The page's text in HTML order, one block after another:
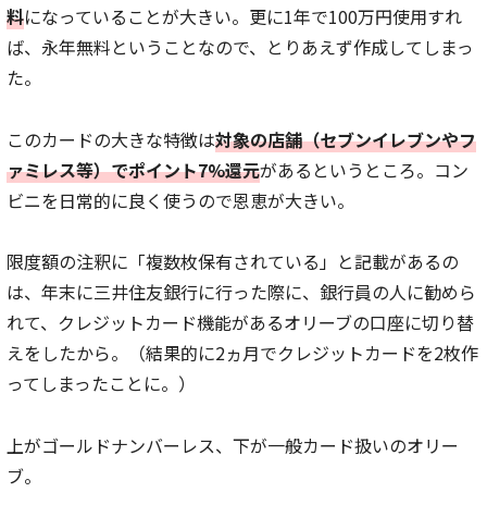
料になっていることが大きい。更に1年で100万円使用すれ
ば、永年無料ということなので、とりあえず作成してしまっ
た。
このカードの大きな特徴は対象の店舗（セブンイレブンやフ
ァミレス等）でポイント7%還元があるというところ。コン
ビニを日常的に良く使うので恩恵が大きい。
限度額の注釈に「複数枚保有されている」と記載があるの
は、年末に三井住友銀行に行った際に、銀行員の人に勧めら
れて、クレジットカード機能があるオリーブの口座に切り替
えをしたから。（結果的に2ヵ月でクレジットカードを2枚作
ってしまったことに。）
上がゴールドナンバーレス、下が一般カード扱いのオリー
ブ。